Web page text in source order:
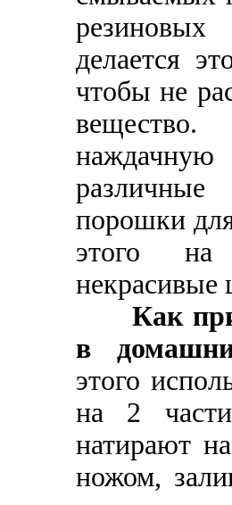
делается
чтобы не
порошки
этого на
некрасивые
Как
в
этого
на 2
натирают
ножом,